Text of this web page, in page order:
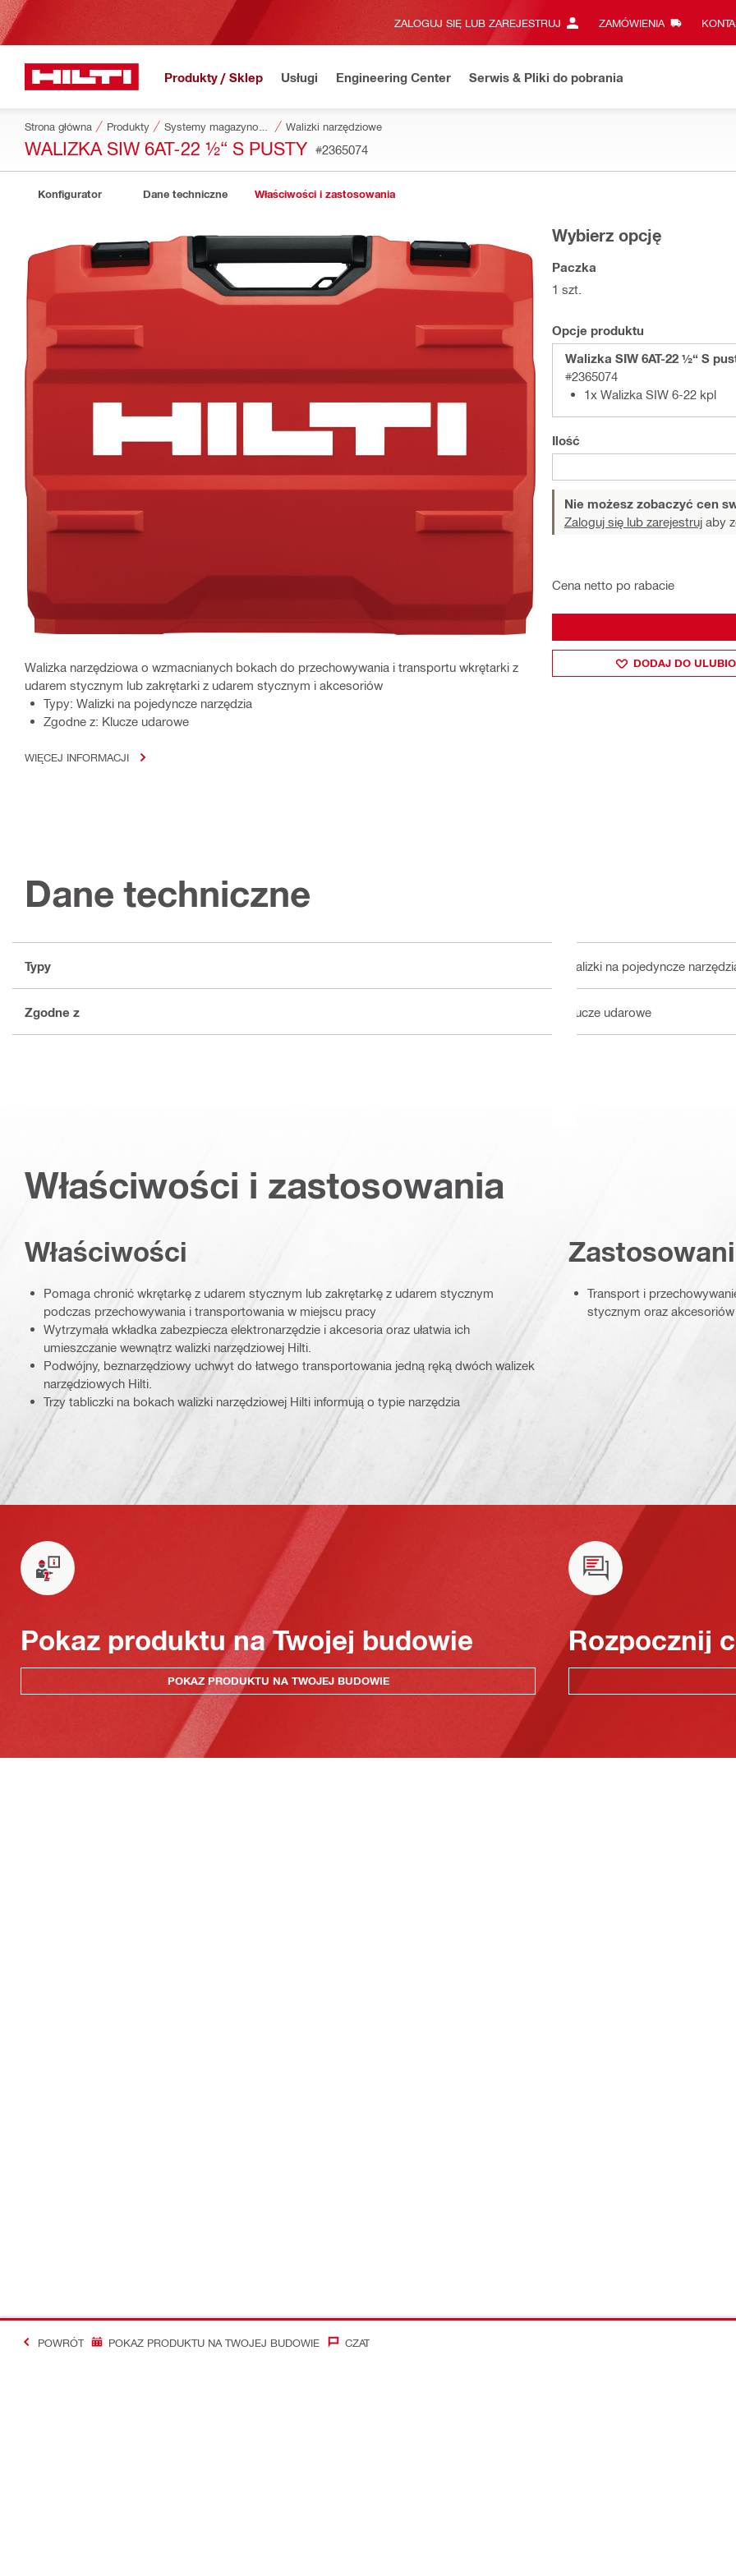
ZALOGUJ SIĘ LUB ZAREJESTRUJ ZAMÓWIENIA
Produkty / Sklep Usługi Engineering Center Serwis & Pliki do pobrania
Strona główna Produkty Walizki narzędziowe
WALIZKA SIW 6AT-22 ½“ S PUSTY #2365074
Konfigurator Dane techniczne Właściwości i zastosowania
Walizka narzędziowa o wzmacnianych bokach do przechowywania i transportu wkrętarki z
udarem stycznym lub zakrętarki z udarem stycznym i akcesoriów
Typy: Walizki na pojedyncze narzędzia
Zgodne z: Klucze udarowe
WIĘCEJ INFORMACJI
Wybierz opcję
Paczka
1 szt.
Opcje produktu
Walizka SIW 6AT-22 ½“ S
#2365074
1x Walizka SIW 6-22 kpl
Ilość
Nie możesz zobaczyć cen
Zaloguj się lub zarejestruj aby
Cena netto po rabacie
DODAJ DO
Dane techniczne
Typy Walizki na pojedyncze
Zgodne z Klucze udarowe
Właściwości i zastosowania
Właściwości
Pomaga chronić wkrętarkę z udarem stycznym lub zakrętarkę z udarem stycznym
podczas przechowywania i transportowania w miejscu pracy
Wytrzymała wkładka zabezpiecza elektronarzędzie i akcesoria oraz ułatwia ich
umieszczanie wewnątrz walizki narzędziowej Hilti.
Podwójny, beznarzędziowy uchwyt do łatwego transportowania jedną ręką dwóch walizek
narzędziowych Hilti.
Trzy tabliczki na bokach walizki narzędziowej Hilti informują o typie narzędzia
Transport i
stycznym oraz akcesoriów
Pokaz produktu na Twojej budowie
POKAZ PRODUKTU NA TWOJEJ BUDOWIE
Rozpocznij
POWRÓT POKAZ PRODUKTU NA TWOJEJ BUDOWIE CZAT